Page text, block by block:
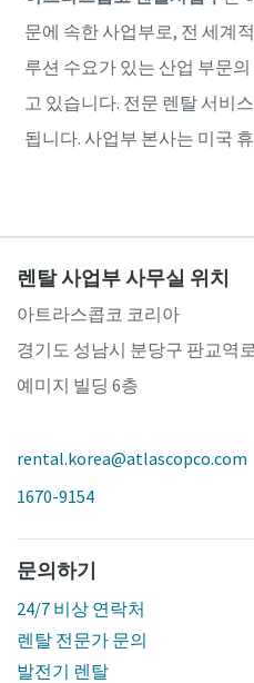
문에 속한 사업부로, 전 세계
루션 수요가 있는 산업 부문
고 있습니다. 전문 렌탈 서비
됩니다. 사업부 본사는 미국
렌탈 사업부 사무실 위치
아트라스콥코 코리아
경기도 성남시 분당구 판교역
예미지 빌딩 6층
rental.korea@atlascopco.com
1670-9154
문의하기
24/7 비상 연락처
렌탈 전문가 문의
발전기 렌탈